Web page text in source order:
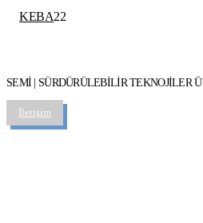
KEBA2222
ürün
SEMİ | SÜRDÜRÜLEBİLİR TEKNOJİLER
İletişim